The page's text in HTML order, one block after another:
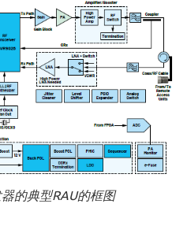
的典型RAU的框图